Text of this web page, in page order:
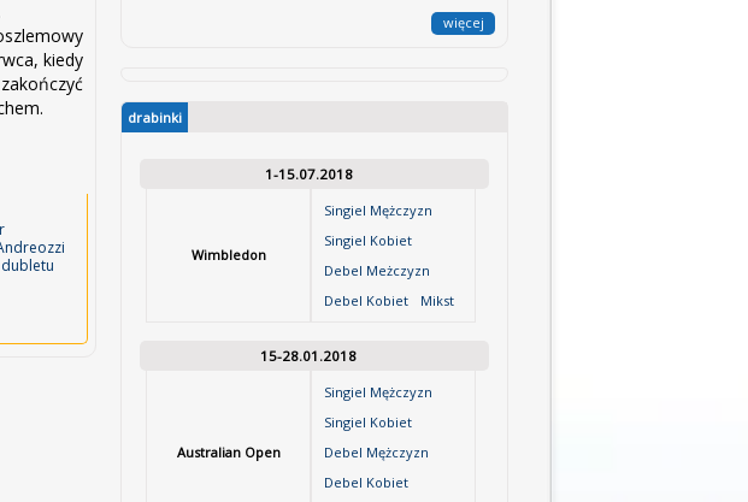
kiedy
więcej
drabinki
1-15.07.2018
Wimbledon
Singiel Mężczyzn
Singiel Kobiet
Debel Meżczyzn
Debel Kobiet
Mikst
15-28.01.2018
Australian Open
Singiel Mężczyzn
Singiel Kobiet
Debel Mężczyzn
Debel Kobiet